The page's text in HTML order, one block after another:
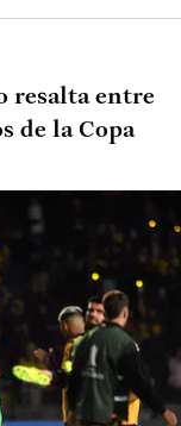
resalta entre
de la Copa